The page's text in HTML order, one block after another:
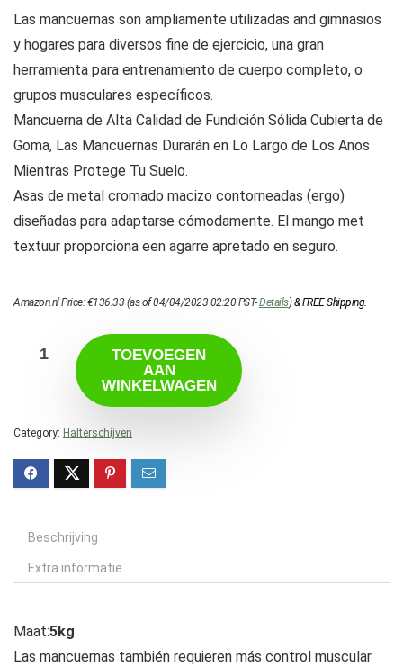
Las mancuernas son ampliamente utilizadas and gimnasios
y hogares para diversos fine de ejercicio, una gran
herramienta para entrenamiento de cuerpo completo, o
grupos musculares específicos.
Mancuerna de Alta Calidad de Fundición Sólida Cubierta de
Goma, Las Mancuernas Durarán en Lo Largo de Los Anos
Mientras Protege Tu Suelo.
Asas de metal cromado macizo contorneadas (ergo)
diseñadas para adaptarse cómodamente. El mango met
textuur proporciona een agarre apretado en seguro.
Amazon.nl Price:€136.33 (as of 04/04/2023 02:20 PST-Details)&FREE Shipping.
TOEVOEGEN
AAN
WINKELWAGEN
Category: Halterschijven
Beschrijving
Extra informatie
Maat:5kg
Las mancuernas también requieren más control muscular